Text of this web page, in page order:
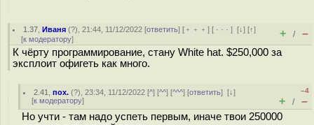
1.37 ,Иваня (?), 21:44, 11/12/2022 [ответить] [ ﹢﹢﹢] [ · · ·][↓] [↑]
[к модератору] + / –
К чёрту программирование, стану White hat. $250,000 за
эксплоит офигеть как много.
2.41 ,пох. (?), 23:34, 11/12/2022 [^] [^^] [^^^] [ответить][↓]
[к модератору]
–4
+ / –
Но учти - там надо успеть первым, иначе твои 250000